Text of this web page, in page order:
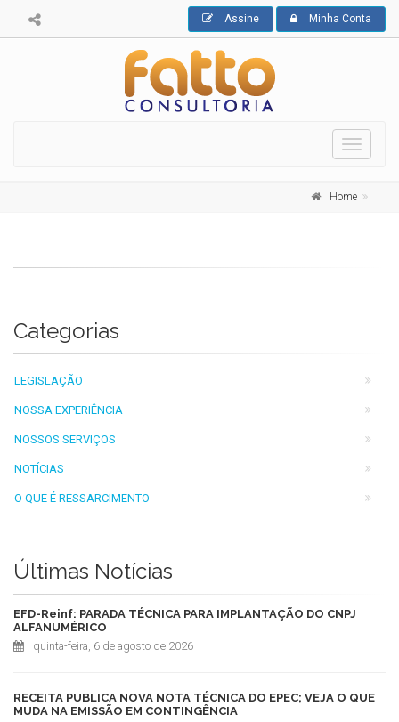
Assine Minha Conta
Toggle
Home
Categorias
LEGISLAÇÃO
NOSSA EXPERIÊNCIA
NOSSOS SERVIÇOS
NOTÍCIAS
O QUE É RESSARCIMENTO
Últimas Notícias
EFD-Reinf: PARADA TÉCNICA PARA IMPLANTAÇÃO DO CNPJ
ALFANUMÉRICO
quinta-feira, 6 de agosto de 2026
RECEITA PUBLICA NOVA NOTA TÉCNICA DO EPEC; VEJA O QUE
MUDA NA EMISSÃO EM CONTINGÊNCIA